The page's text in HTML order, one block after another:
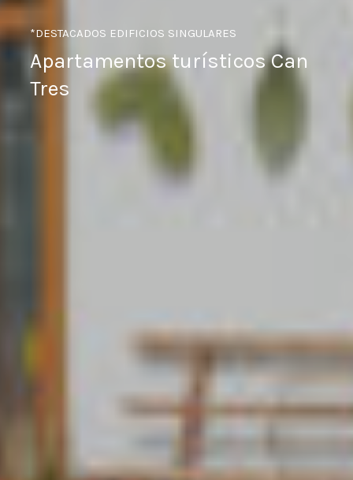
*DESTACADOS EDIFICIOS SINGULARES
Apartamentos turísticos Can
Tres